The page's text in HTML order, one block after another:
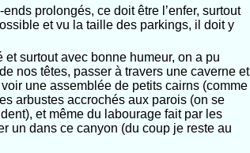
prolongés, ce doit être l’enfer, surtout
et vu la taille des parkings, il doit y
et surtout avec bonne humeur, on a pu
nos têtes, passer à travers une caverne et
une assemblée de petits cairns (comme
arbustes accrochés aux parois (on se
et même du labourage fait par les
un dans ce canyon (du coup je reste au